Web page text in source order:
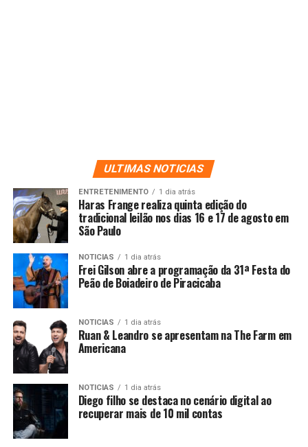
ULTIMAS NOTICIAS
ENTRETENIMENTO 1 dia atrás
Haras Frange realiza quinta edição do
tradicional leilão nos dias 16 e 17 de agosto em
São Paulo
NOTICIAS 1 dia atrás
Frei Gilson abre a programação da 31ª Festa do
Peão de Boiadeiro de Piracicaba
NOTICIAS 1 dia atrás
Ruan & Leandro se apresentam na The Farm em
Americana
NOTICIAS 1 dia atrás
Diego filho se destaca no cenário digital ao
recuperar mais de 10 mil contas